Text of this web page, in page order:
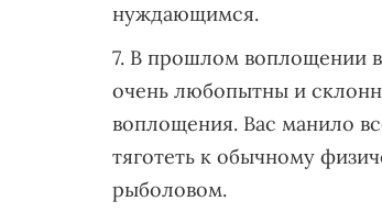
нуждающимся.
В прошлом воплощении
очень любопытны и
воплощения. Вас манило
тяготеть к обычному
рыболовом.